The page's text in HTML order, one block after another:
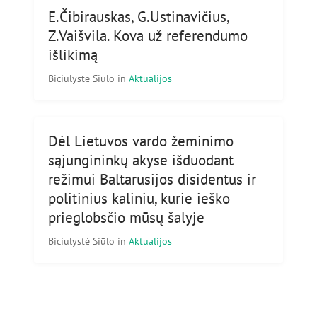
E.Čibirauskas, G.Ustinavičius,
Z.Vaišvila. Kova už referendumo
išlikimą
Biciulystė Siūlo in Aktualijos
Dėl Lietuvos vardo žeminimo
sąjungininkų akyse išduodant
režimui Baltarusijos disidentus ir
politinius kaliniu, kurie ieško
prieglobsčio mūsų šalyje
Biciulystė Siūlo in Aktualijos